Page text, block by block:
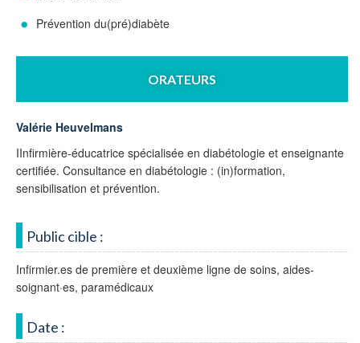
Prévention du(pré)diabète
ORATEURS
Valérie Heuvelmans
IInfirmière-éducatrice spécialisée en diabétologie et enseignante
certifiée. Consultance en diabétologie : (in)formation,
sensibilisation et prévention.
Public cible :
Infirmier.es de première et deuxième ligne de soins, aides-
soignant·es, paramédicaux
Date :